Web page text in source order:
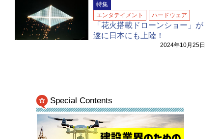
特集
エンタテイメント
ハードウェア
「花火搭載ドローンショー」が
遂に日本にも上陸！
2024年10月25日
Special Contents